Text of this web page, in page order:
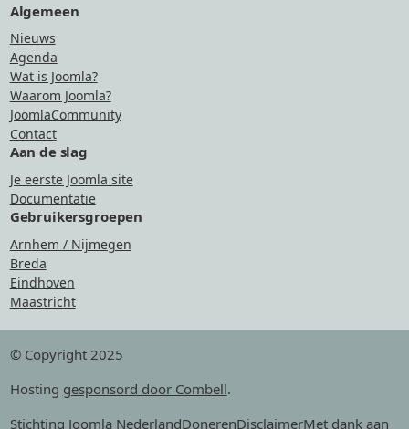
Algemeen
Nieuws
Agenda
Wat is Joomla?
Waarom Joomla?
JoomlaCommunity
Contact
Aan de slag
Je eerste Joomla site
Documentatie
Gebruikersgroepen
Arnhem / Nijmegen
Breda
Eindhoven
Maastricht
© Copyright 2025
Hosting gesponsord door Combell.
Stichting Joomla NederlandDonerenDisclaimerMet dank aan